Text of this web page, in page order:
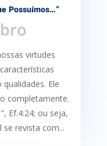
Possuímos…”
virtudes
Ele
completamente.
Ef.4:24; ou seja,
revista com...